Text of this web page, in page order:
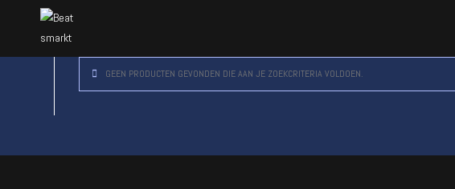
GEEN PRODUCTEN GEVONDEN DIE AAN JE ZOEKCRITERIA VOLDOEN.